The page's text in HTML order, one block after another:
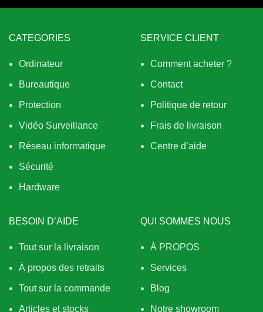
CATEGORIES
Ordinateur
Bureautique
Protection
Vidéo Surveillance
Réseau informatique
Sécurité
Hardware
SERVICE CLIENT
Comment acheter ?
Contact
Politique de retour
Frais de livraison
Centre d’aide
BESOIN D’AIDE
Tout sur la livraison
À propos des retraits
Tout sur la commande
Articles et stocks
QUI SOMMES NOUS
À PROPOS
Services
Blog
Notre showroom